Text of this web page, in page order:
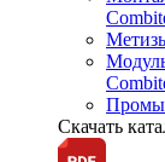
Скачать